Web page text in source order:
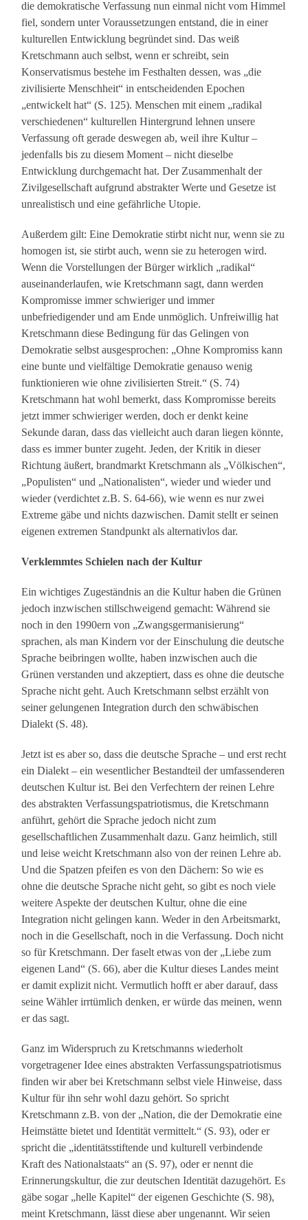
die demokratische Verfassung nun einmal nicht vom Himmel
fiel, sondern unter Voraussetzungen entstand, die in einer
kulturellen Entwicklung begründet sind. Das weiß
Kretschmann auch selbst, wenn er schreibt, sein
Konservatismus bestehe im Festhalten dessen, was „die
zivilisierte Menschheit“ in entscheidenden Epochen
„entwickelt hat“ (S. 125). Menschen mit einem „radikal
verschiedenen“ kulturellen Hintergrund lehnen unsere
Verfassung oft gerade deswegen ab, weil ihre Kultur –
jedenfalls bis zu diesem Moment – nicht dieselbe
Entwicklung durchgemacht hat. Der Zusammenhalt der
Zivilgesellschaft aufgrund abstrakter Werte und Gesetze ist
unrealistisch und eine gefährliche Utopie.
Außerdem gilt: Eine Demokratie stirbt nicht nur, wenn sie zu
homogen ist, sie stirbt auch, wenn sie zu heterogen wird.
Wenn die Vorstellungen der Bürger wirklich „radikal“
auseinanderlaufen, wie Kretschmann sagt, dann werden
Kompromisse immer schwieriger und immer
unbefriedigender und am Ende unmöglich. Unfreiwillig hat
Kretschmann diese Bedingung für das Gelingen von
Demokratie selbst ausgesprochen: „Ohne Kompromiss kann
eine bunte und vielfältige Demokratie genauso wenig
funktionieren wie ohne zivilisierten Streit.“ (S. 74)
Kretschmann hat wohl bemerkt, dass Kompromisse bereits
jetzt immer schwieriger werden, doch er denkt keine
Sekunde daran, dass das vielleicht auch daran liegen könnte,
dass es immer bunter zugeht. Jeden, der Kritik in dieser
Richtung äußert, brandmarkt Kretschmann als „Völkischen“,
„Populisten“ und „Nationalisten“, wieder und wieder und
wieder (verdichtet z.B. S. 64-66), wie wenn es nur zwei
Extreme gäbe und nichts dazwischen. Damit stellt er seinen
eigenen extremen Standpunkt als alternativlos dar.
Verklemmtes Schielen nach der Kultur
Ein wichtiges Zugeständnis an die Kultur haben die Grünen
jedoch inzwischen stillschweigend gemacht: Während sie
noch in den 1990ern von „Zwangsgermanisierung“
sprachen, als man Kindern vor der Einschulung die deutsche
Sprache beibringen wollte, haben inzwischen auch die
Grünen verstanden und akzeptiert, dass es ohne die deutsche
Sprache nicht geht. Auch Kretschmann selbst erzählt von
seiner gelungenen Integration durch den schwäbischen
Dialekt (S. 48).
Jetzt ist es aber so, dass die deutsche Sprache – und erst recht
ein Dialekt – ein wesentlicher Bestandteil der umfassenderen
deutschen Kultur ist. Bei den Verfechtern der reinen Lehre
des abstrakten Verfassungspatriotismus, die Kretschmann
anführt, gehört die Sprache jedoch nicht zum
gesellschaftlichen Zusammenhalt dazu. Ganz heimlich, still
und leise weicht Kretschmann also von der reinen Lehre ab.
Und die Spatzen pfeifen es von den Dächern: So wie es
ohne die deutsche Sprache nicht geht, so gibt es noch viele
weitere Aspekte der deutschen Kultur, ohne die eine
Integration nicht gelingen kann. Weder in den Arbeitsmarkt,
noch in die Gesellschaft, noch in die Verfassung. Doch nicht
so für Kretschmann. Der faselt etwas von der „Liebe zum
eigenen Land“ (S. 66), aber die Kultur dieses Landes meint
er damit explizit nicht. Vermutlich hofft er aber darauf, dass
seine Wähler irrtümlich denken, er würde das meinen, wenn
er das sagt.
Ganz im Widerspruch zu Kretschmanns wiederholt
vorgetragener Idee eines abstrakten Verfassungspatriotismus
finden wir aber bei Kretschmann selbst viele Hinweise, dass
Kultur für ihn sehr wohl dazu gehört. So spricht
Kretschmann z.B. von der „Nation, die der Demokratie eine
Heimstätte bietet und Identität vermittelt.“ (S. 93), oder er
spricht die „identitätsstiftende und kulturell verbindende
Kraft des Nationalstaats“ an (S. 97), oder er nennt die
Erinnerungskultur, die zur deutschen Identität dazugehört. Es
gäbe sogar „helle Kapitel“ der eigenen Geschichte (S. 98),
meint Kretschmann, lässt diese aber ungenannt. Wir seien